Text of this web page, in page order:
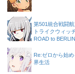
第501統合戦闘航
トライクウィッ
ROAD to BERLIN
Re:ゼロから始
界生活